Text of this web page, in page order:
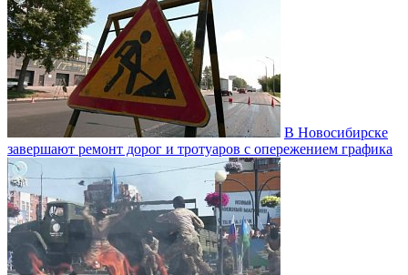
В Новосибирске
завершают ремонт дорог и тротуаров с опережением графика